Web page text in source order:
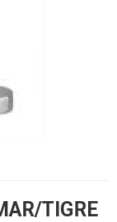
TIGRE